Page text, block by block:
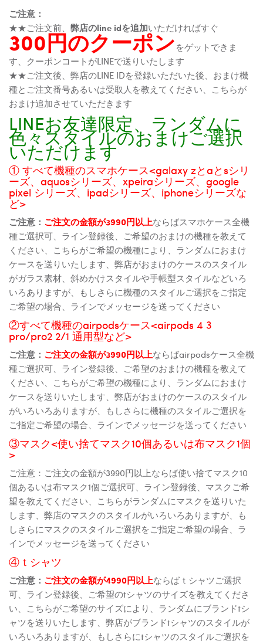
ご注意：
★★ご注文前、 弊店のline idを追加いただければすぐ
300円のクーポンをゲットできま
す、クーポンコートがLINEで送りいたします
★★ご注文後、弊店のLINE IDを登録いただいた後、おまけ機
種とご注文番号あるいは受取人を教えてください、こちらが
おまけ追加させていただきます
LINEお友達限定、ランダムに
色々スタイルのおまけご選択
いただけます
① すべて機種のスマホケース<galaxy zとaとsシリ
ーズ、aquosシリーズ、xpeiraシリーズ、google
pixel シリーズ、ipadシリーズ、iphoneシリーズな
ど>
ご注意： ご注文の金額が3990円以上ならばスマホケース全機
種ご選択可、ライン登録後、ご希望のおまけの機種を教えて
ください、こちらがご希望の機種により、ランダムにおまけ
ケースを送りいたします、弊店がおまけのケースのスタイル
がガラス素材、斜めかけスタイルや手帳型スタイルなどいろ
いろありますが、もしさらに機種のスタイルご選択をご指定
ご希望の場合、ラインでメッセージを送ってください
②すべて機種のairpodsケース<airpods 4 3
pro/pro2 2/1 通用型など>
ご注意： ご注文の金額が3990円以上ならばairpodsケース全機
種ご選択可、ライン登録後、ご希望のおまけの機種を教えて
ください、こちらがご希望の機種により、ランダムにおまけ
ケースを送りいたします、弊店がおまけのケースのスタイル
がいろいろありますが、もしさらに機種のスタイルご選択を
ご指定ご希望の場合、ラインでメッセージを送ってください
③マスク<使い捨てマスク10個あるいは布マスク1個
>
ご注意：ご注文の金額が3990円以上ならば使い捨てマスク10
個あるいは布マスク1個ご選択可、ライン登録後、マスクご希
望を教えてください、こちらがランダムにマスクを送りいた
します、弊店のマスクのスタイルがいろいろありますが、も
しさらにマスクのスタイルご選択をご指定ご希望の場合、ラ
インでメッセージを送ってください
④ｔシャツ
ご注意： ご注文の金額が4990円以上ならばｔシャツご選択
可、ライン登録後、ご希望のtシャツのサイズを教えてくださ
い、こちらがご希望のサイズにより、ランダムにブランドtシ
ャツを送りいたします、弊店がブランドtシャツのスタイルが
いろいろありますが、もしさらにtシャツのスタイルご選択を